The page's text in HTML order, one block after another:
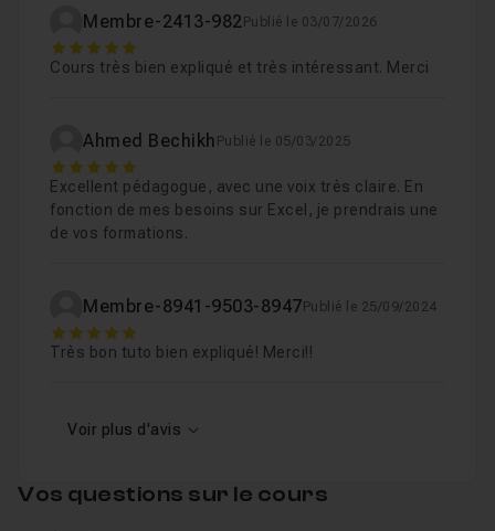
Membre-2413-982 Publié le 03/07/2026
5
Cours très bien expliqué et très intéressant. Merci
Ahmed Bechikh Publié le 05/03/2025
5
Excellent pédagogue, avec une voix très claire. En
fonction de mes besoins sur Excel, je prendrais une
de vos formations.
Membre-8941-9503-8947 Publié le 25/09/2024
5
Très bon tuto bien expliqué! Merci!!
Voir plus d'avis
Vos questions sur le cours